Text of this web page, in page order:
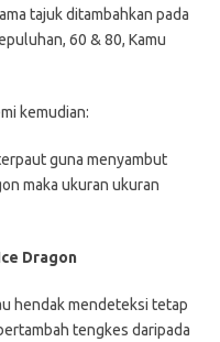
tajuk ditambahkan pada
60 & 80, Kamu
kemudian:
guna menyambut
maka ukuran ukuran
Dragon
hendak mendeteksi tetap
tengkes daripada